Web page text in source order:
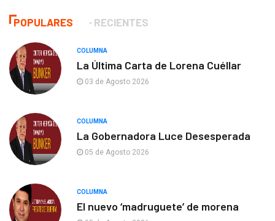
POPULARES RECIENTES
COLUMNA
La Última Carta de Lorena Cuéllar
03 de Agosto 2026
COLUMNA
La Gobernadora Luce Desesperada
05 de Agosto 2026
COLUMNA
El nuevo ‘madruguete’ de morena